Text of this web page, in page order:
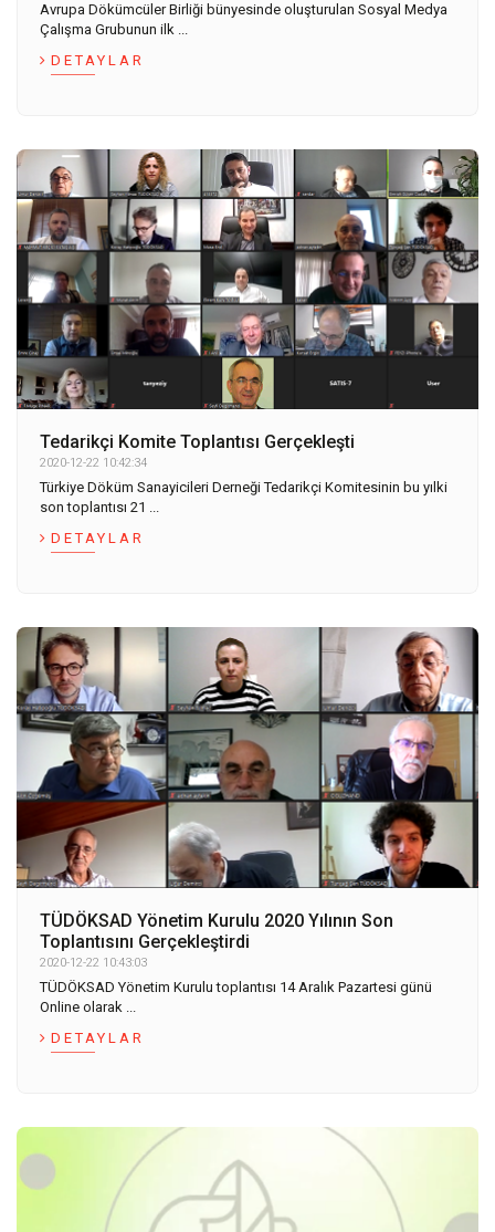
Avrupa Dökümcüler Birliği bünyesinde oluşturulan Sosyal Medya
Çalışma Grubunun ilk ...
DETAYLAR
Tedarikçi Komite Toplantısı Gerçekleşti
2020-12-22 10:42:34
Türkiye Döküm Sanayicileri Derneği Tedarikçi Komitesinin bu yılki
son toplantısı 21 ...
DETAYLAR
TÜDÖKSAD Yönetim Kurulu 2020 Yılının Son
Toplantısını Gerçekleştirdi
2020-12-22 10:43:03
TÜDÖKSAD Yönetim Kurulu toplantısı 14 Aralık Pazartesi günü
Online olarak ...
DETAYLAR